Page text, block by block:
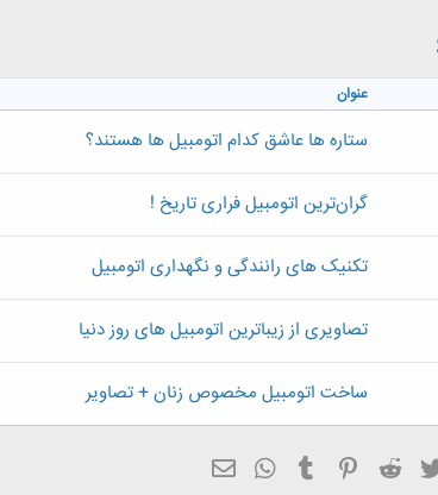
عنوان
ستاره ها عاشق کدام اتومبیل ها هستند؟
گران‌ترین اتومبیل فراری تاریخ !
تکنیک های رانندگی و نگهداری اتومبیل
تصاویری از زیباترین اتومبیل های روز دنیا
ساخت اتومبیل مخصوص زنان + تصاویر
تویتر Reddit
Pinterest
Tumblr
WhatsApp